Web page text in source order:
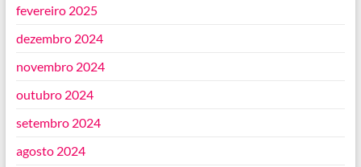
fevereiro 2025
dezembro 2024
novembro 2024
outubro 2024
setembro 2024
agosto 2024